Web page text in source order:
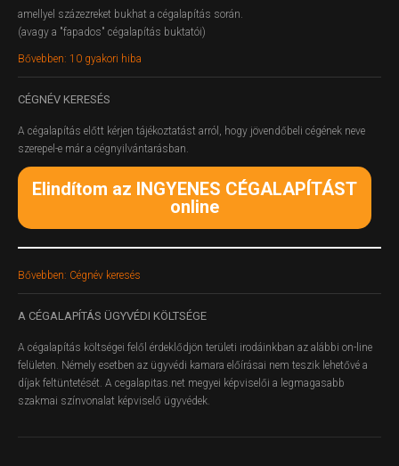
amellyel százezreket bukhat a cégalapítás során.
(avagy a "fapados" cégalapítás buktatói)
Bővebben: 10 gyakori hiba
CÉGNÉV KERESÉS
A cégalapítás előtt kérjen tájékoztatást arról, hogy jövendőbeli cégének neve
szerepel-e már a cégnyilvántarásban.
Elindítom az INGYENES CÉGALAPÍTÁST
online
Bővebben: Cégnév keresés
A CÉGALAPÍTÁS ÜGYVÉDI KÖLTSÉGE
A cégalapítás költségei felől érdeklődjön területi irodáinkban az alábbi on-line
felületen. Némely esetben az ügyvédi kamara előírásai nem teszik lehetővé a
díjak feltüntetését. A cegalapitas.net megyei képviselői a legmagasabb
szakmai színvonalat képviselő ügyvédek.